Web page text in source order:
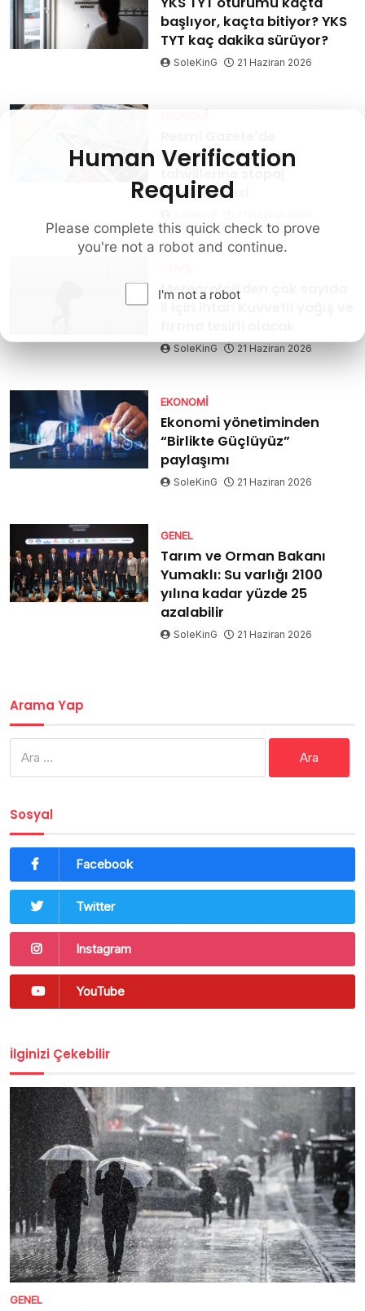
başlıyor, kaçta bitiyor? YKS
TYT kaç dakika sürüyor?
SoleKinG 21 Haziran 2026
yayımlandı: Devlet
düzenlemesi
Meteoroloji’den çok sayıda
SoleKinG 21 Haziran 2026
EKONOMI
Ekonomi yönetiminden
“Birlikte Güçlüyüz”
paylaşımı
SoleKinG 21 Haziran 2026
GENEL
Tarım ve Orman Bakanı
Yumaklı: Su varlığı 2100
yılına kadar yüzde 25
azalabilir
SoleKinG 21 Haziran 2026
Arama Yap
Sosyal
Facebook
Twitter
Instagram
YouTube
İlginizi Çekebilir
GENEL
Human Verification
Required
Please complete this quick check to prove
you're not a robot and continue.
I'm not a robot